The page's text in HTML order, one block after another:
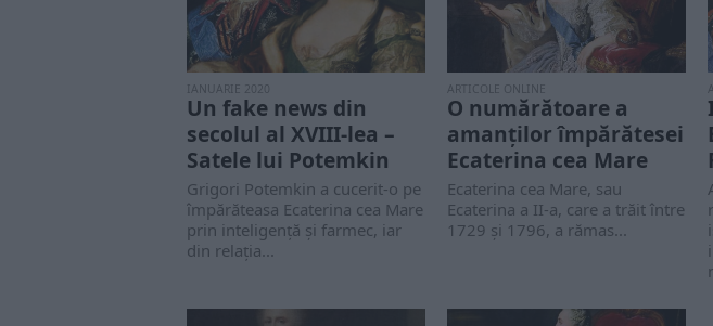
IANUARIE 2020
Un fake news din
secolul al XVIII-lea –
Satele lui Potemkin
Grigori Potemkin a cucerit-o pe
împărăteasa Ecaterina cea Mare
prin inteligență și farmec, iar
din relația...
ARTICOLE ONLINE
O numărătoare a
amanților împărătesei
Ecaterina cea Mare
Ecaterina cea Mare, sau
Ecaterina a II-a, care a trăit între
1729 și 1796, a rămas...